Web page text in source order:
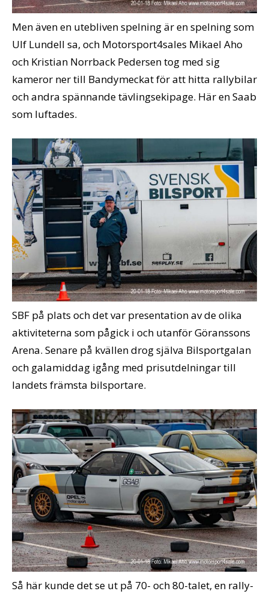
Men även en utebliven spelning är en spelning som
Ulf Lundell sa, och Motorsport4sales Mikael Aho
och Kristian Norrback Pedersen tog med sig
kameror ner till Bandymeckat för att hitta rallybilar
och andra spännande tävlingsekipage. Här en Saab
som luftades.
SBF på plats och det var presentation av de olika
aktiviteterna som pågick i och utanför Göranssons
Arena. Senare på kvällen drog själva Bilsportgalan
och galamiddag igång med prisutdelningar till
landets främsta bilsportare.
Så här kunde det se ut på 70- och 80-talet, en rally-